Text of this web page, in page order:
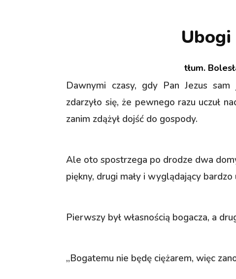
tłum.
Dawnymi czasy, gdy Pan Jezus sam
zdarzyło się, że pewnego razu uczuł
zanim zdążył dojść do gospody.
Ale oto spostrzega po drodze dwa
piękny, drugi mały i wyglądający bardzo
Pierwszy był własnością bogacza, a
„Bogatemu nie będę ciężarem, więc